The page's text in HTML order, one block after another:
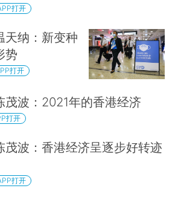
打开
天纳：新变种
势
打开
茂波：2021年的香港经济
打开
茂波：香港经济呈逐步好转迹
打开